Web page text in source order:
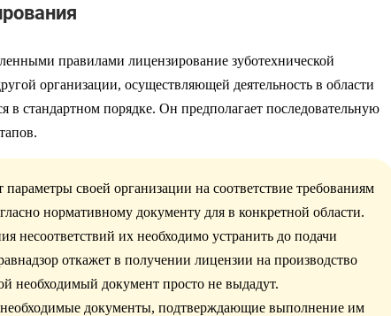
правилами лицензирование зуботехнической
организации, осуществляющей деятельность в области
в стандартном порядке. Он предполагает последовательную
параметры своей организации на соответствие требованиям
нормативному документу для в конкретной области.
несоответствий их необходимо устранить до подачи
откажет в получении лицензии на производство
необходимый документ просто не выдадут.
необходимые документы, подтверждающие выполнение им